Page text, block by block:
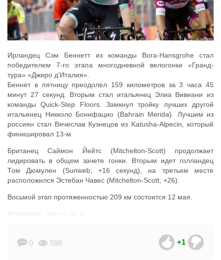
Ирландец Сэм Беннетт из команды Bora-Hansgrohe стал
победителем 7-го этапа многодневной велогонки «Гранд-
тура» «Джиро д'Италия».
Беннет в пятницу преодолел 159 километров за 3 часа 45
минут 27 секунд. Вторым стал итальянец Элиа Вивиани из
команды Quick-Step Floors. Замкнул тройку лучших другой
итальянец Никколо Бонифацио (Bahrain Merida). Лучшим из
россиян стал Вячеслав Кузнецов из Katusha-Alpecin, который
финишировал 13-м.
Британец Саймон Йейтс (Mitchelton-Scott) продолжает
лидировать в общем зачете гонки. Вторым идет голландец
Том Дюмулен (Sunweb; +16 секунд), на третьем месте
расположился Эстебан Чавес (Mitchelton-Scott; +26).
Восьмой этап протяженностью 209 км состоится 12 мая.
0 588 +1